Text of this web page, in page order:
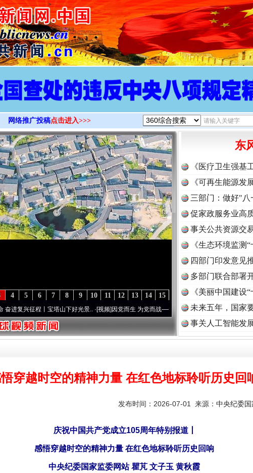
>
网络推广投稿点击进入>>>
15
14
13
12
11
10
9
8
7
6
5
4
程丨宝塔山下好光景..·[视频]因党而生 为党而战——百年“纪”事⑧加强纪律..·[视频] 牢记初心
东
《医疗卫生强基
《可再生能源发
三部门：做好"
促家政服务业高
事关公共资源交
《生态环境监测
读
四部门印发意见
多部门联合部署
《美丽中国建设
未来五年，国家
事关人工智能发
穿越时空的精神力量 在红色地标聆听历史回
发布时间：2026-07-01 来源： 中央纪委
庆祝中国共产党成立105周年特别报道丨
感悟穿越时空的精神力量 在红色地标聆听历史回响
中央纪委国家监委网站 瞿芃 文子玉 黄秋霞